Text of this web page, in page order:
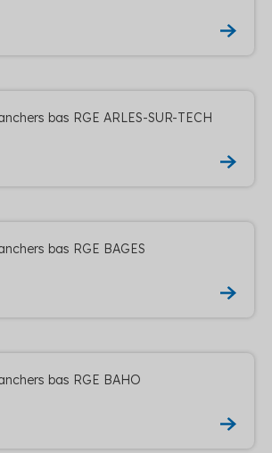
bas RGE ARLES-SUR-TECH
bas RGE BAGES
bas RGE BAHO